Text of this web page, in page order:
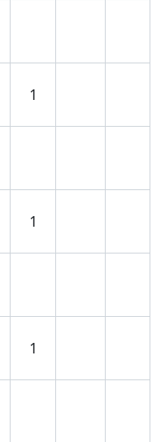
1
1
1